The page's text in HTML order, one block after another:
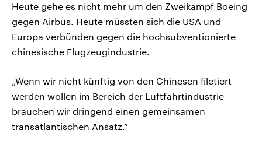
Heute gehe es nicht mehr um den Zweikampf Boeing
gegen Airbus. Heute müssten sich die USA und
Europa verbünden gegen die hochsubventionierte
chinesische Flugzeugindustrie.
„Wenn wir nicht künftig von den Chinesen filetiert
werden wollen im Bereich der Luftfahrtindustrie
brauchen wir dringend einen gemeinsamen
transatlantischen Ansatz.“